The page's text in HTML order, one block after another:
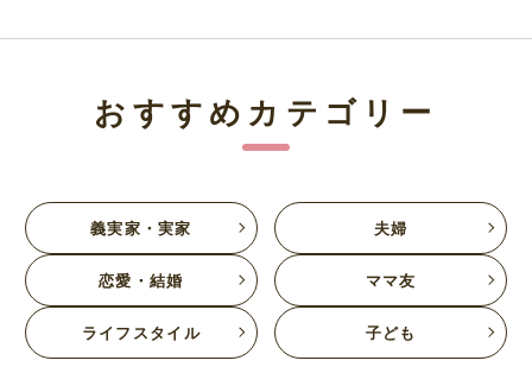
おすすめカテゴリー
義実家・実家 夫婦
恋愛・結婚 ママ友
ライフスタイル 子ども